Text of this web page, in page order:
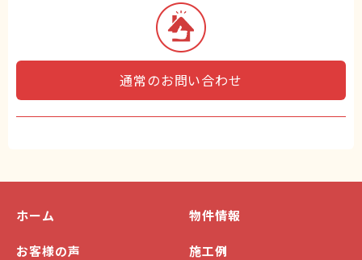
通常のお問い合わせ
ホーム 物件情報
お客様の声 施工例